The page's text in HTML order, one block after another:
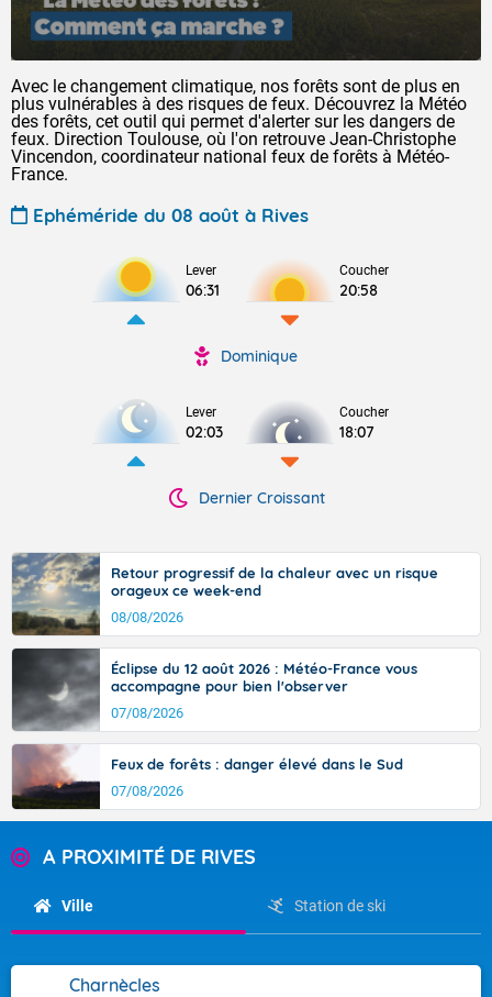
Avec le changement climatique, nos forêts sont de plus en
plus vulnérables à des risques de feux. Découvrez la Météo
des forêts, cet outil qui permet d'alerter sur les dangers de
feux. Direction Toulouse, où l'on retrouve Jean-Christophe
Vincendon, coordinateur national feux de forêts à Météo-
France.
Ephéméride du 08 août à Rives
Lever
06:31
Coucher
20:58
Dominique
Lever
02:03
Coucher
18:07
Dernier Croissant
Retour progressif de la chaleur avec un risque
orageux ce week-end
08/08/2026
Éclipse du 12 août 2026 : Météo-France vous
accompagne pour bien l'observer
07/08/2026
Feux de forêts : danger élevé dans le Sud
07/08/2026
A PROXIMITÉ DE RIVES
Ville Station de ski
Charnècles